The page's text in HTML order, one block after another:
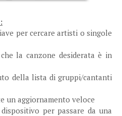
per cercare artisti o singole
la canzone desiderata è in
della lista di gruppi/cantanti
un aggiornamento veloce
per passare da una